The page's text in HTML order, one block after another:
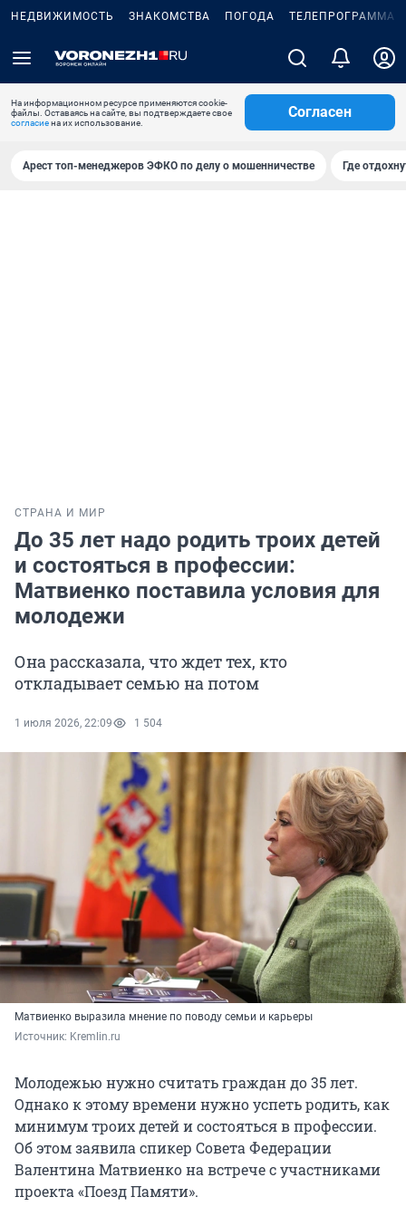
НЕДВИЖИМОСТЬ ЗНАКОМСТВА ПОГОДА ТЕЛЕПРОГРАММА
На информационном ресурсе применяются cookie-
файлы. Оставаясь на сайте, вы подтверждаете свое
согласиена их использование.
Согласен
Арест топ-менеджеров ЭФКО по делу о мошенничестве Где
СТРАНА И МИР
До 35 лет надо родить троих детей
и состояться в профессии:
Матвиенко поставила условия для
молодежи
Она рассказала, что ждет тех, кто
откладывает семью на потом
1 июля 2026, 22:09 1 504
Матвиенко выразила мнение по поводу семьи и карьеры
Источник: Kremlin.ru
Молодежью нужно считать граждан до 35 лет.
Однако к этому времени нужно успеть родить, как
минимум троих детей и состояться в профессии.
Об этом заявила спикер Совета Федерации
Валентина Матвиенко на встрече с участниками
проекта «Поезд Памяти».